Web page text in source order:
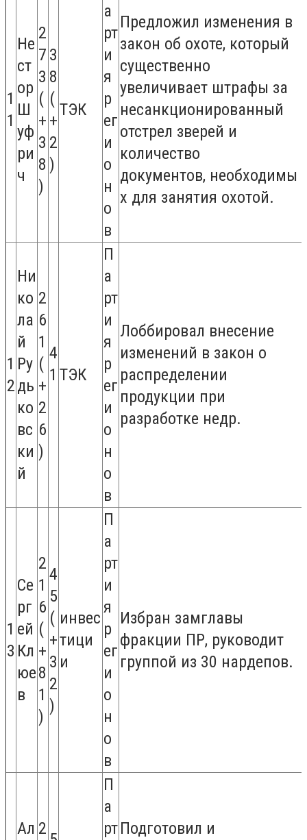
1
1
Не
ст
ор
Ш
уф
ри
ч
2
7
3
(
+
3
8
)
3
8
(
+
2
)
ТЭК
а
рт
и
я
р
ег
и
о
н
о
в
Предложил изменения в
закон об охоте, который
существенно
увеличивает штрафы за
несанкционированный
отстрел зверей и
количество
документов, необходимы
х для занятия охотой.
1
2
Ни
ко
ла
й
Ру
дь
ко
вс
ки
й
2
6
1
(
+
2
6
)
4
1 ТЭК
П
а
рт
и
я
р
ег
и
о
н
о
в
Лоббировал внесение
изменений в закон о
распределении
продукции при
разработке недр.
1
3
Се
рг
ей
Кл
юе
в
2
1
6
(
+
8
1
)
4
5
(
+
3
2
)
инвес
тици
и
П
а
рт
и
я
р
ег
и
о
н
о
в
Избран замглавы
фракции ПР, руководит
группой из 30 нардепов.
Ал 2
П
а
ртПодготовил и